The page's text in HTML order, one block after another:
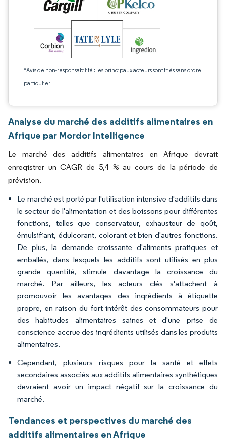
*Avis de non-responsabilité : les principaux acteurs sont triés sans ordre
particulier
Analyse du marché des additifs alimentaires en
Afrique par Mordor Intelligence
Le marché des additifs alimentaires en Afrique devrait
enregistrer un CAGR de 5,4 % au cours de la période de
prévision.
Le marché est porté par l'utilisation intensive d'additifs dans
le secteur de l'alimentation et des boissons pour différentes
fonctions, telles que conservateur, exhausteur de goût,
émulsifiant, édulcorant, colorant et bien d'autres fonctions.
De plus, la demande croissante d'aliments pratiques et
emballés, dans lesquels les additifs sont utilisés en plus
grande quantité, stimule davantage la croissance du
marché. Par ailleurs, les acteurs clés s'attachent à
promouvoir les avantages des ingrédients à étiquette
propre, en raison du fort intérêt des consommateurs pour
des habitudes alimentaires saines et d'une prise de
conscience accrue des ingrédients utilisés dans les produits
alimentaires.
Cependant, plusieurs risques pour la santé et effets
secondaires associés aux additifs alimentaires synthétiques
devraient avoir un impact négatif sur la croissance du
marché.
Tendances et perspectives du marché des
additifs alimentaires en Afrique